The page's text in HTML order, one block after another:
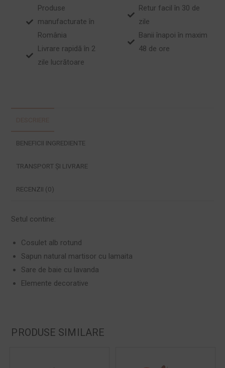
Produse
manufacturate în
România
Livrare rapidă în 2
zile lucrătoare
Retur facil în 30 de
zile
Banii înapoi în maxim
48 de ore
BENEFICII INGREDIENTE
TRANSPORT ȘI LIVRARE
RECENZII (0)
Setul contine:
Cosulet alb rotund
Sapun natural martisor cu lamaita
Sare de baie cu lavanda
Elemente decorative
PRODUSE SIMILARE